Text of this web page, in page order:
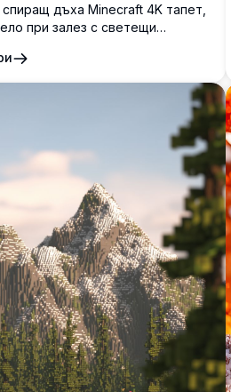
дъха Minecraft 4K тапет,
при залез с светещи
и спокойни отражения на
творба улавя
вечер в пикселиран свят.